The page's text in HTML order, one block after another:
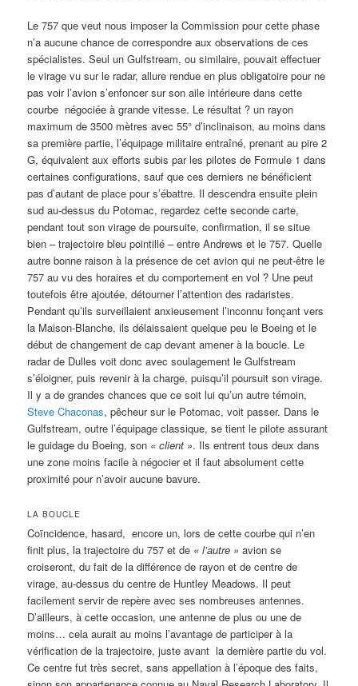
Le 757 que veut nous imposer la Commission pour cette phase
n’a aucune chance de correspondre aux observations de ces
spécialistes. Seul un Gulfstream, ou similaire, pouvait effectuer
le virage vu sur le radar, allure rendue en plus obligatoire pour ne
pas voir l’avion s’enfoncer sur son aile intérieure dans cette
courbe négociée à grande vitesse. Le résultat ? un rayon
maximum de 3500 mètres avec 55° d’inclinaison, au moins dans
sa première partie, l’équipage militaire entraîné, prenant au pire 2
G, équivalent aux efforts subis par les pilotes de Formule 1 dans
certaines configurations, sauf que ces derniers ne bénéficient
pas d’autant de place pour s’ébattre. Il descendra ensuite plein
sud au-dessus du Potomac, regardez cette seconde carte,
pendant tout son virage de poursuite, confirmation, il se situe
bien – trajectoire bleu pointillé – entre Andrews et le 757. Quelle
autre bonne raison à la présence de cet avion qui ne peut-être le
757 au vu des horaires et du comportement en vol ? Une peut
toutefois être ajoutée, détourner l’attention des radaristes.
Pendant qu’ils surveillaient anxieusement l’inconnu fonçant vers
la Maison-Blanche, ils délaissaient quelque peu le Boeing et le
début de changement de cap devant amener à la boucle. Le
radar de Dulles voit donc avec soulagement le Gulfstream
s’éloigner, puis revenir à la charge, puisqu’il poursuit son virage.
Il y a de grandes chances que ce soit lui qu’un autre témoin,
Steve Chaconas, pêcheur sur le Potomac, voit passer. Dans le
Gulfstream, outre l’équipage classique, se tient le pilote assurant
le guidage du Boeing, son « client ». Ils entrent tous deux dans
une zone moins facile à négocier et il faut absolument cette
proximité pour n’avoir aucune bavure.
LA BOUCLE
Coïncidence, hasard, encore un, lors de cette courbe qui n’en
finit plus, la trajectoire du 757 et de « l’autre » avion se
croiseront, du fait de la différence de rayon et de centre de
virage, au-dessus du centre de Huntley Meadows. Il peut
facilement servir de repère avec ses nombreuses antennes.
D’ailleurs, à cette occasion, une antenne de plus ou une de
moins… cela aurait au moins l’avantage de participer à la
vérification de la trajectoire, juste avant la dernière partie du vol.
Ce centre fut très secret, sans appellation à l’époque des faits,